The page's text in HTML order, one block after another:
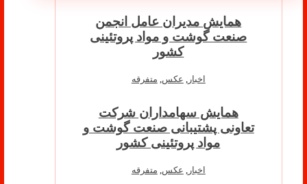
همایش مدیران عامل انجمن
صنعت گوشت و مواد پروتئینی
کشور
اخبار عکس متفرقه
همایش سهامداران شرکت
تعاونی پشتیبانی صنعت گوشت و
مواد پروتئینی کشور
اخبار عکس متفرقه